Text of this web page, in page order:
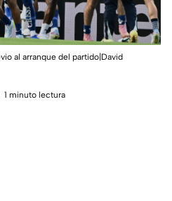
al arranque del partido|David
1 minuto lectura